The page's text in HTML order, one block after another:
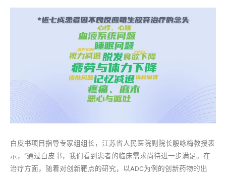
白皮书项目指导专家组组长，江苏省人民医院副院长殷咏梅教授表
示，“通过白皮书，我们看到患者的临床需求尚待进一步满足。在
治疗方面，随着对创新靶点的研究，以ADC为例的创新药物的出